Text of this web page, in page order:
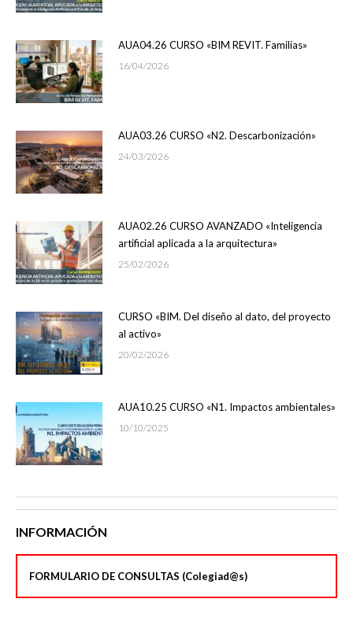
AUA04.26 CURSO «BIM REVIT. Familias»
16/04/2026
AUA03.26 CURSO «N2. Descarbonización»
24/03/2026
AUA02.26 CURSO AVANZADO «Inteligencia
artificial aplicada a la arquitectura»
25/02/2026
CURSO «BIM. Del diseño al dato, del proyecto
al activo»
20/02/2026
AUA10.25 CURSO «N1. Impactos ambientales»
10/10/2025
INFORMACIÓN
FORMULARIO DE CONSULTAS (Colegiad@s)